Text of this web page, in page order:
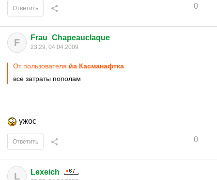
0
Ответить
F Frau_Chapeauclaque
23:29, 04.04.2009
От пользователя йа Касманафтка
все затраты пополам
ужос
0
Ответить
L Lexeich